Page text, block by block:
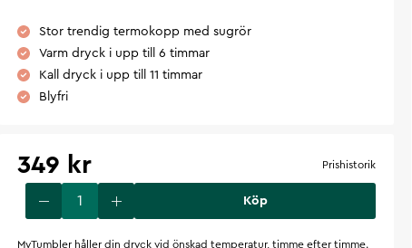
Stor trendig termokopp med sugrör
Varm dryck i upp till 6 timmar
Kall dryck i upp till 11 timmar
Blyfri
349 kr Prishistorik
Köp
MyTumbler håller din dryck vid önskad temperatur, timme efter timme.